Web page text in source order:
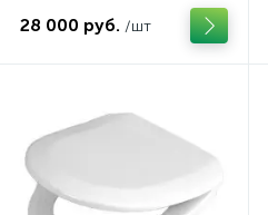
28 000 руб. /шт